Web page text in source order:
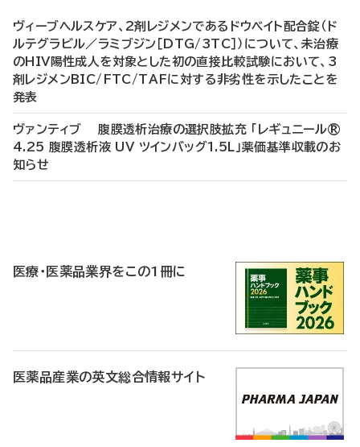
ヴィーブヘルスケア、2剤レジメンであるドウベイト配合錠（ド
ルテグラビル／ラミブジン［DTG/3TC］）について、未治療
のHIV陽性成人を対象とした初の直接比較試験において、3
剤レジメンBIC/FTC/TAFに対する非劣性を示したことを
発表
ヴァンティブ 腹膜透析治療の選択肢拡充 「レギュニール®
4.25 腹膜透析液 UV ツインバッグ1.5L」薬価基準収載のお
知らせ
医療・医薬品業界をこの1冊に
医薬品産業の英文総合情報サイト